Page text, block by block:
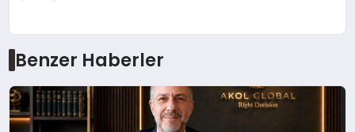
Benzer Haberler